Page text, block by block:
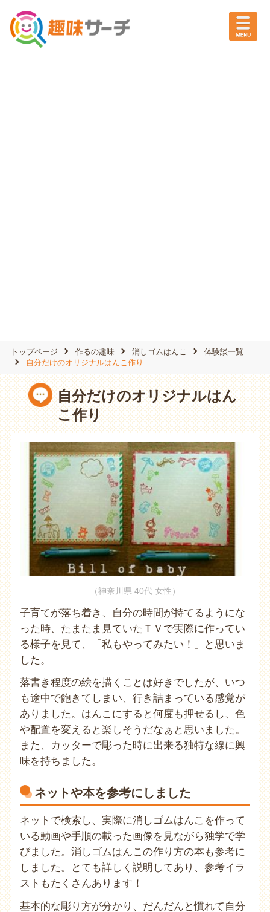
トップページ 作るの趣味 消しゴムはんこ
体験談一覧
自分だけのオリジナルはんこ作り
自分だけのオリジナルはん
こ作り
（神奈川県 40代 女性）
子育てが落ち着き、自分の時間が持てるようにな
った時、たまたま見ていたＴＶで実際に作ってい
る様子を見て、「私もやってみたい！」と思いま
した。
落書き程度の絵を描くことは好きでしたが、いつ
も途中で飽きてしまい、行き詰まっている感覚が
ありました。はんこにすると何度も押せるし、色
や配置を変えると楽しそうだなぁと思いました。
また、カッターで彫った時に出来る独特な線に興
味を持ちました。
ネットや本を参考にしました
ネットで検索し、実際に消しゴムはんこを作って
いる動画や手順の載った画像を見ながら独学で学
びました。消しゴムはんこの作り方の本も参考に
しました。とても詳しく説明してあり、参考イラ
ストもたくさんあります！
基本的な彫り方が分かり、だんだんと慣れて自分